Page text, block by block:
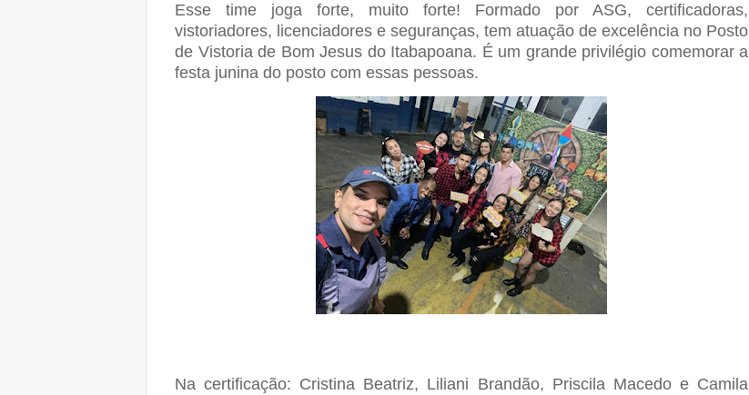
Esse time joga forte, muito forte! Formado por ASG, certificadoras,
vistoriadores, licenciadores e seguranças, tem atuação de excelência no Posto
de Vistoria de Bom Jesus do Itabapoana. É um grande privilégio comemorar a
festa junina do posto com essas pessoas.
Na certificação: Cristina Beatriz, Liliani Brandão, Priscila Macedo e Camila